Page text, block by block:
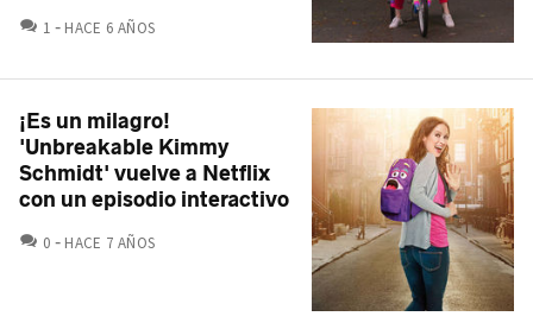
1 COMENTARIOS
HACE 6 AÑOS
¡Es un milagro!
'Unbreakable Kimmy
Schmidt' vuelve a Netflix
con un episodio interactivo
0 COMENTARIOS
HACE 7 AÑOS